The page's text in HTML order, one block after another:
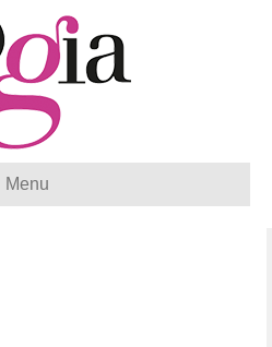
Menu